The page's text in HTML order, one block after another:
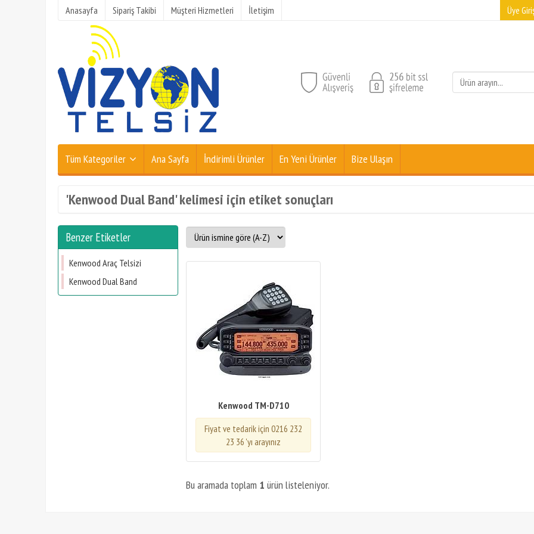
Anasayfa Sipariş Takibi Müşteri Hizmetleri İletişim Üye
Tüm Kategoriler Ana Sayfa İndirimli Ürünler En Yeni Ürünler Bize Ulaşın
'Kenwood Dual Band' kelimesi için etiket sonuçları
Benzer Etiketler
Kenwood Araç Telsizi
Kenwood Dual Band
Kenwood TM-D710
Fiyat ve tedarik için 0216 232
23 36 'yı arayınız
Bu aramada toplam 1 ürün listeleniyor.